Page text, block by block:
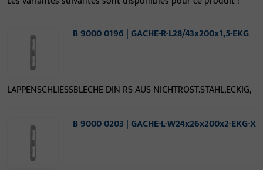
B 9000 0196 | GACHE-R-L28/43x200x1,5-EKG
LAPPENSCHLIESSBLECHE DIN RS AUS NICHTROST.STAHL,ECKIG,
B 9000 0203 | GACHE-L-W24x26x200x2-EKG-X